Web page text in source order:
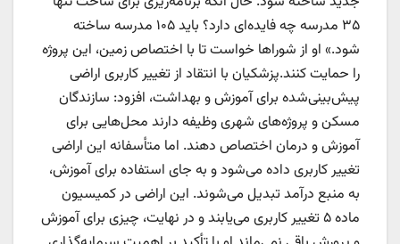
۳۵ مدرسه چه فایده‌ای دارد؟ باید ۱۰۵ مدرسه ساخته
شود.» او از شوراها خواست تا با اختصاص زمین، این پروژه
را حمایت کنند.پزشکیان با انتقاد از تغییر کاربری اراضی
پیش‌بینی‌شده برای آموزش و بهداشت، افزود: سازندگان
مسکن و پروژه‌های شهری وظیفه دارند محل‌هایی برای
آموزش و درمان اختصاص دهند. اما متأسفانه این اراضی
تغییر کاربری داده می‌شود و به جای استفاده برای آموزش،
به منبع درآمد تبدیل می‌شوند. این اراضی در کمیسیون
ماده ۵ تغییر کاربری می‌یابند و در نهایت، چیزی برای آموزش